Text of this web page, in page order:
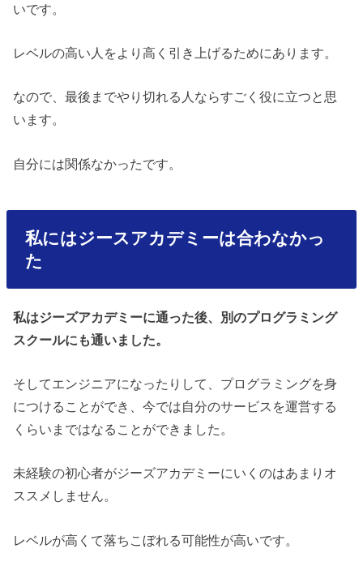
いです。
レベルの高い人をより高く引き上げるためにあります。
なので、最後までやり切れる人ならすごく役に立つと思
います。
自分には関係なかったです。
私にはジースアカデミーは合わなかっ
た
私はジーズアカデミーに通った後、別のプログラミング
スクールにも通いました。
そしてエンジニアになったりして、プログラミングを身
につけることができ、今では自分のサービスを運営する
くらいまではなることができました。
未経験の初心者がジーズアカデミーにいくのはあまりオ
ススメしません。
レベルが高くて落ちこぼれる可能性が高いです。